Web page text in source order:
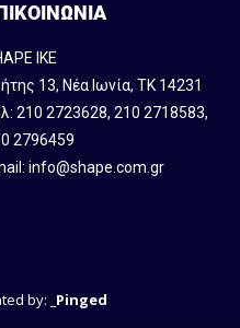
IKE
13, Νέα Ιωνία, ΤΚ 14231
210 2723628,210 2718583,
2796459
info@shape.com.gr
by: _Pinged